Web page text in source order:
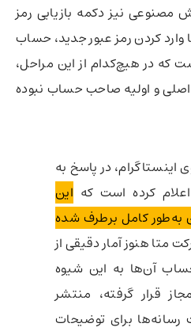
نیز دکمه بازیابی رمز
وارد کردن رمز عبور جدید، حساب
که در هیچ‌کدام از این مراحل،
و اولیه صاحب حساب نبوده
در پاسخ به
کرده است که این
به‌طور کامل برطرف شده
متا هنوز آمار دقیقی از
آن‌ها به این شیوه
قرار گرفته، منتشر
رسانه‌ها برای توضیحات